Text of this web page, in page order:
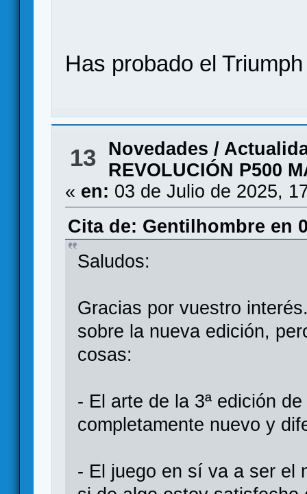
Has probado el
13
Novedades /
REVOLUCIÓN P500
« en: 03 de Julio de 2025,
Cita de: Gentilhombre en
Saludos:
Gracias por vuestro
sobre la nueva edición,
cosas:
- El arte de la 3ª edición
completamente nuevo y
- El juego en sí va a ser el